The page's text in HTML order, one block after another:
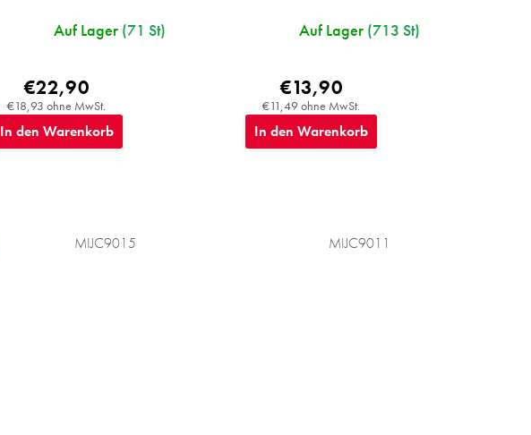
Auf Lager (71 St)
€18,93 ohne MwSt.
€22,90
In den Warenkorb
Auf Lager (713 St)
€11,49 ohne MwSt.
€13,90
In den Warenkorb
MIJC9015 MIJC9011